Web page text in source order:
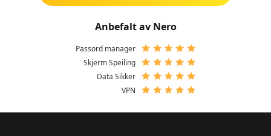
Anbefalt av Nero
Passord manager
Skjerm Speiling
Data Sikker
VPN